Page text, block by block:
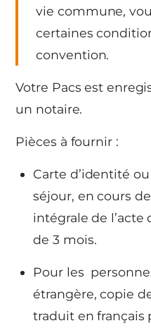
vie commune,
certaines
convention.
Votre Pacs est
un notaire.
Pièces à fournir :
Carte d’identité
séjour, en cours
intégrale de l’acte
de 3 mois.
Pour les
étrangère, copie
traduit en français